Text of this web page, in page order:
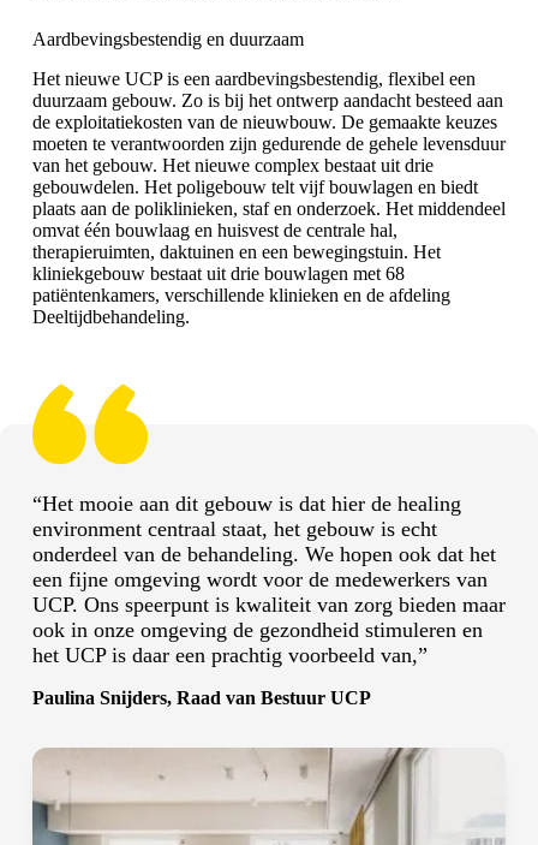
Aardbevingsbestendig en duurzaam
Het nieuwe UCP is een aardbevingsbestendig, flexibel een
duurzaam gebouw. Zo is bij het ontwerp aandacht besteed aan
de exploitatiekosten van de nieuwbouw. De gemaakte keuzes
moeten te verantwoorden zijn gedurende de gehele levensduur
van het gebouw. Het nieuwe complex bestaat uit drie
gebouwdelen. Het poligebouw telt vijf bouwlagen en biedt
plaats aan de poliklinieken, staf en onderzoek. Het middendeel
omvat één bouwlaag en huisvest de centrale hal,
therapieruimten, daktuinen en een bewegingstuin. Het
kliniekgebouw bestaat uit drie bouwlagen met 68
patiëntenkamers, verschillende klinieken en de afdeling
Deeltijdbehandeling.
“Het mooie aan dit gebouw is dat hier de healing
environment centraal staat, het gebouw is echt
onderdeel van de behandeling. We hopen ook dat het
een fijne omgeving wordt voor de medewerkers van
UCP. Ons speerpunt is kwaliteit van zorg bieden maar
ook in onze omgeving de gezondheid stimuleren en
het UCP is daar een prachtig voorbeeld van,”
Paulina Snijders, Raad van Bestuur UCP